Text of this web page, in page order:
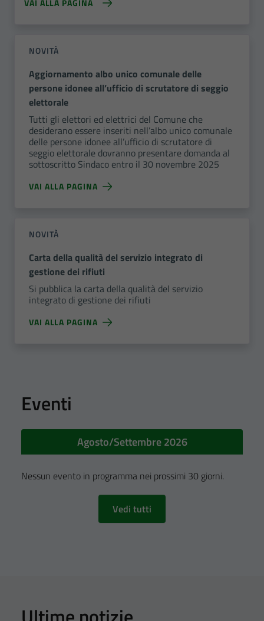
NOVITÀ
Aggiornamento albo unico comunale delle
persone idonee all’ufficio di scrutatore di seggio
elettorale
Tutti gli elettori ed elettrici del Comune che
desiderano essere inseriti nell’albo unico comunale
delle persone idonee all’ufficio di scrutatore di
seggio elettorale dovranno presentare domanda al
sottoscritto Sindaco entro il 30 novembre 2025
VAI ALLA PAGINA
NOVITÀ
Carta della qualità del servizio integrato di
gestione dei rifiuti
Si pubblica la carta della qualità del servizio
integrato di gestione dei rifiuti
VAI ALLA PAGINA
Eventi
Agosto/Settembre 2026
Nessun evento in programma nei prossimi 30 giorni.
Vedi tutti